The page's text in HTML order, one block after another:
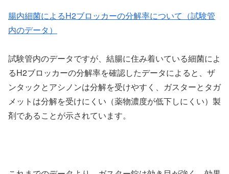
腸内細菌によるH2ブロッカーの分解率について（試験管
内のデータ）
試験管内のデータですが、結腸に住み着いている細菌によ
るH2ブロッカーの分解率を確認したデータによると、ザ
ンタックとアシノンは分解を受けやすく、ガスターとタガ
メットは分解を受けにくい（薬物濃度が低下しにくい）製
剤であることが示されています。